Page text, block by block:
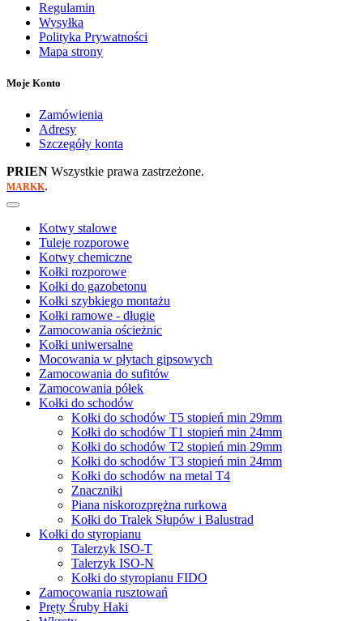
Regulamin
Wysyłka
Polityka Prywatności
Mapa strony
Moje Konto
Zamówienia
Adresy
Szczegóły konta
PRIEN Wszystkie prawa zastrzeżone.
MARKK.
Kotwy stalowe
Tuleje rozporowe
Kotwy chemiczne
Kołki rozporowe
Kołki do gazobetonu
Kołki szybkiego montażu
Kołki ramowe - długie
Zamocowania ościeżnic
Kołki uniwersalne
Mocowania w płytach gipsowych
Zamocowania do sufitów
Zamocowania półek
Kołki do schodów
Kołki do schodów T5 stopień min 29mm
Kołki do schodów T1 stopień min 24mm
Kołki do schodów T2 stopień min 29mm
Kołki do schodów T3 stopień min 24mm
Kołki do schodów na metal T4
Znaczniki
Piana niskorozprężna rurkowa
Kołki do Tralek Słupów i Balustrad
Kołki do styropianu
Talerzyk ISO-T
Talerzyk ISO-N
Kołki do styropianu FIDO
Zamocowania rusztowań
Pręty Śruby Haki